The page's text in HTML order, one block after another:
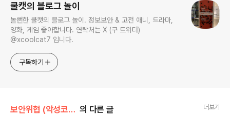
쿨캣의 블로그 놀이
놀뻔한 쿨캣의 블로그 놀이. 정보보안 & 고전 애니, 드라마,
영화, 게임 좋아합니다. 연락처는 X (구 트위터)
@xcoolcat7 입니다.
구독하기
보안위협 (악성코드, 취약점)/Research 의 다른 글 더보기